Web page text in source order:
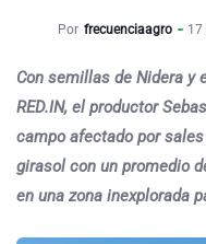
Por frecuenciaagro 17
Con semillas de Nidera y
RED.IN, el productor
campo afectado por
girasol con un promedio
en una zona inexplorada